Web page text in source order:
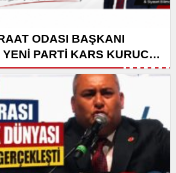
ODASI BAŞKANI
PARTİ KARS KURUCU